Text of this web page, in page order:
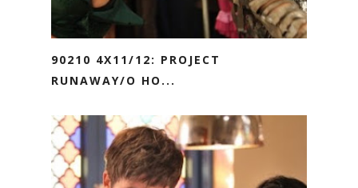
90210 4X11/12: PROJECT
RUNAWAY/O HO...